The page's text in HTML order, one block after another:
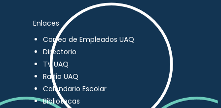
Enlaces
Correo de Empleados UAQ
Directorio
TV UAQ
Radio UAQ
Calendario Escolar
Bibliotecas